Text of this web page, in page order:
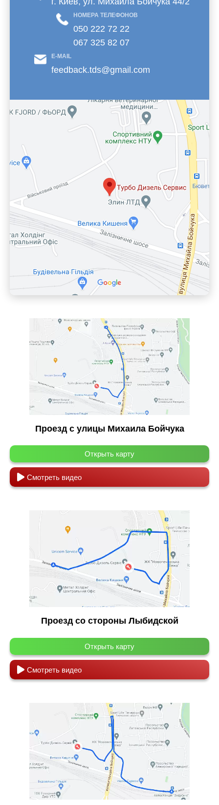
НОМЕРА ТЕЛЕФОНОВ
050 222 72 22
067 325 82 07
E-MAIL
feedback.tds@gmail.com
Проезд с улицы Михаила Бойчука
Смотреть видео
Открыть карту
Проезд со стороны Лыбидской
Смотреть видео
Открыть карту